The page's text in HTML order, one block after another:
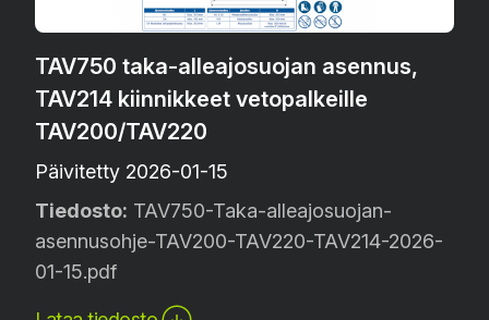
TAV750 taka-alleajosuojan asennus,
TAV214 kiinnikkeet vetopalkeille
TAV200/TAV220
Päivitetty 2026-01-15
Tiedosto: TAV750-Taka-alleajosuojan-
asennusohje-TAV200-TAV220-TAV214-2026-
01-15.pdf